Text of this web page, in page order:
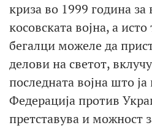
криза во 1999 година за
косовската војна, а
бегалци можеле да
делови на светот,
последната војна што
Федерација против
претставува и можност